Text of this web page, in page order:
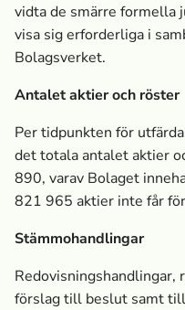
vidta de smärre formella
visa sig erforderliga i
Bolagsverket.
Antalet aktier och röster
Per tidpunkten för
det totala antalet aktier
890, varav Bolaget
821 965 aktier inte får
Stämmohandlingar
Redovisningshandlingar,
förslag till beslut samt